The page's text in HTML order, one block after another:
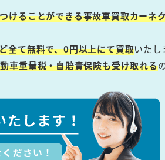
けることができる事故車買取カーネ
全て無料で、0円以上にて買取いたし
車重量税・自賠責保険も受け取れる